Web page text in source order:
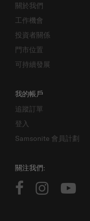
關於我們
工作機會
投資者關係
門市位置
可持續發展
我的帳戶
追蹤訂單
登入
Samsonite 會員計劃
關注我們: